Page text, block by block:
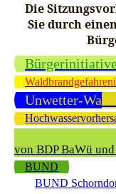
Die
Sie durch
Unwetter-
Arbeitskreis
von BDP BaWü
BUND
BUND